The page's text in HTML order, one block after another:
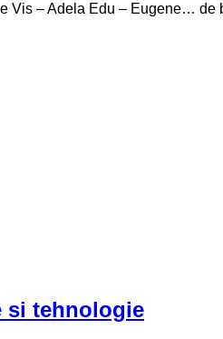
Vis – Adela Edu – Eugene… de
si tehnologie